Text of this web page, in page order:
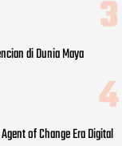
di Dunia Maya
of Change Era Digital